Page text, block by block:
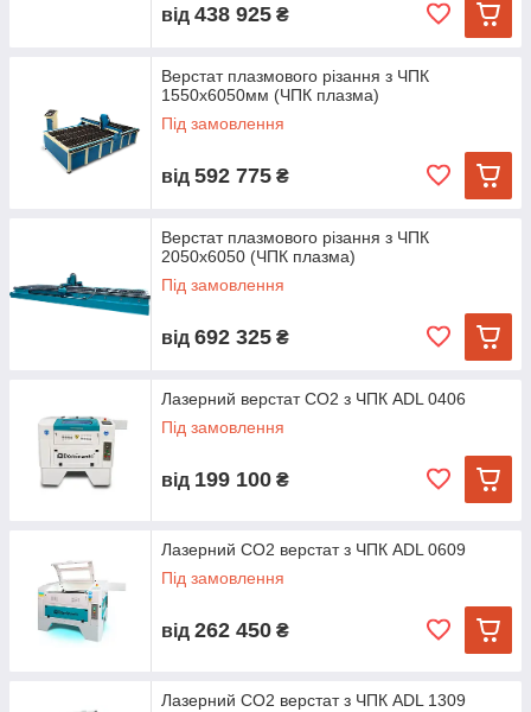
від 438 925 ₴
Верстат плазмового різання з ЧПК
1550х6050мм (ЧПК плазма)
Під замовлення
від 592 775 ₴
Верстат плазмового різання з ЧПК
2050х6050 (ЧПК плазма)
Під замовлення
від 692 325 ₴
Лазерний верстат CO2 з ЧПК ADL 0406
Під замовлення
від 199 100 ₴
Лазерний CO2 верстат з ЧПК ADL 0609
Під замовлення
від 262 450 ₴
Лазерний CO2 верстат з ЧПК ADL 1309